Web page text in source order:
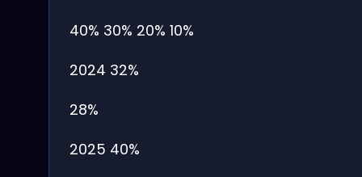
40% 30% 20% 10%
2024 32%
28%
2025 40%